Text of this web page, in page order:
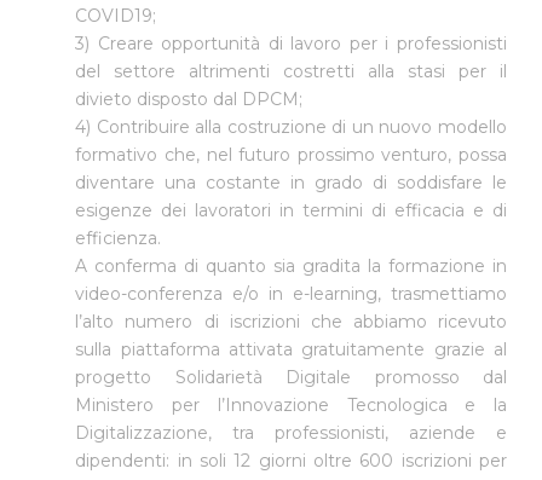
COVID19;
3) Creare opportunità di lavoro per i professionisti
del settore altrimenti costretti alla stasi per il
divieto disposto dal DPCM;
4) Contribuire alla costruzione di un nuovo modello
formativo che, nel futuro prossimo venturo, possa
diventare una costante in grado di soddisfare le
esigenze dei lavoratori in termini di efficacia e di
efficienza.
A conferma di quanto sia gradita la formazione in
video-conferenza e/o in e-learning, trasmettiamo
l’alto numero di iscrizioni che abbiamo ricevuto
sulla piattaforma attivata gratuitamente grazie al
progetto Solidarietà Digitale promosso dal
Ministero per l’Innovazione Tecnologica e la
Digitalizzazione, tra professionisti, aziende e
dipendenti: in soli 12 giorni oltre 600 iscrizioni per